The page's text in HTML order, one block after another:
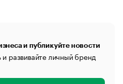
и публикуйте новости
развивайте личный бренд